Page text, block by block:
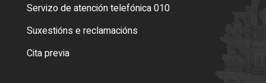
Servizo de atención telefónica 010
Suxestións e reclamacións
Cita previa